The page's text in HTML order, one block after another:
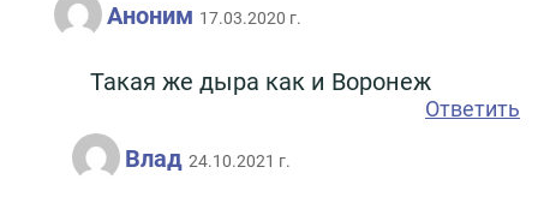
Аноним 17.03.2020 г.
Такая же дыра как и Воронеж
Ответить
Влад 24.10.2021 г.